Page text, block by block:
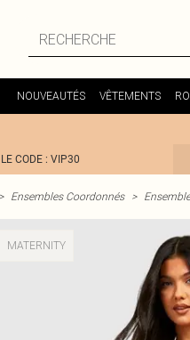
NOUVEAUTÉS VÊTEMENTS
CODE : VIP30
> Ensembles Coordonnés >
MATERNITY